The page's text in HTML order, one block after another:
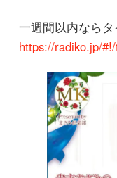
一週間以内なら
https://radiko.jp/